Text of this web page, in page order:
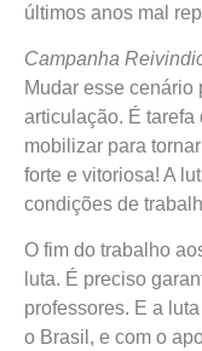
últimos anos mal
Campanha
Mudar esse cenário
articulação. É tarefa
mobilizar para
forte e vitoriosa! A
condições de
O fim do trabalho
luta. É preciso
professores. E a
o Brasil, e com o